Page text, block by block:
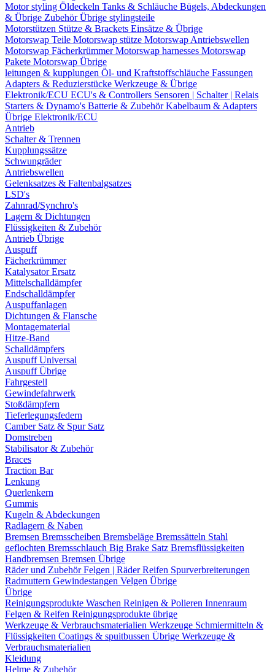
Motor styling Öldeckeln Tanks & Schläuche Bügels, Abdeckungen
& Übrige ZubehörÜbrige stylingsteile
Motorstützen Stütze & Brackets Einsätze & Übrige
Motorswap Teile Motorswap stütze Motorswap Antriebswellen
Motorswap FächerkrümmerMotorswap harnesses Motorswap
Pakete Motorswap Übrige
leitungen & kupplungen Öl- und Kraftstoffschläuche Fassungen
Adapters & Reduzierstücke Werkzeuge & Übrige
Elektronik/ECU ECU's & Controllers Sensoren | Schalter | Relais
Starters & Dynamo's Batterie & ZubehörKabelbaum & Adapters
Übrige Elektronik/ECU
Antrieb
Schalter & Trennen
Kupplungssätze
Schwungräder
Antriebswellen
Gelenksatzes & Faltenbalgsatzes
LSD's
Zahnrad/Synchro's
Lagern & Dichtungen
Flüssigkeiten & Zubehör
Antrieb Übrige
Auspuff
Fächerkrümmer
Katalysator Ersatz
Mittelschalldämpfer
Endschalldämpfer
Auspuffanlagen
Dichtungen & Flansche
Montagematerial
Hitze-Band
Schalldämpfers
Auspuff Universal
Auspuff Übrige
Fahrgestell
Gewindefahrwerk
Stoßdämpfern
Tieferlegungsfedern
Camber Satz & Spur Satz
Domstreben
Stabilisator & Zubehör
Braces
Traction Bar
Lenkung
Querlenkern
Gummis
Kugeln & Abdeckungen
Radlagern & Naben
Bremsen Bremsscheiben Bremsbeläge Bremssätteln Stahl
geflochten Bremsschlauch Big Brake Satz Bremsflüssigkeiten
Handbremsen Bremsen Übrige
Räder und ZubehörFelgen | RäderReifen Spurverbreiterungen
Radmuttern Gewindestangen Velgen Übrige
Übrige
Reinigungsprodukte Waschen Reinigen & Polieren Innenraum
Felgen & Reifen Reinigungsprodukte übrige
Werkzeuge & Verbrauchsmaterialien Werkzeuge Schmiermitteln &
Flüssigkeiten Coatings & spuitbussen Übrige Werkzeuge &
Verbrauchsmaterialien
Kleidung
Helme & Zubehör